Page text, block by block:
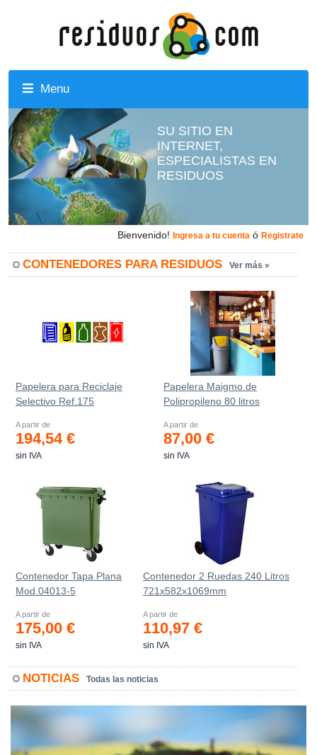
Menu
SU SITIO EN
INTERNET,
ESPECIALISTAS EN
RESIDUOS
Bienvenido! Ingresa a tu cuenta ó Registrate
CONTENEDORES PARA RESIDUOS Ver más »
Papelera para Reciclaje
Selectivo Ref.175
A partir de
194,54 €
sin IVA
Papelera Maigmo de
Polipropileno 80 litros
A partir de
87,00 €
sin IVA
Contenedor Tapa Plana
Mod.04013-5
A partir de
175,00 €
sin IVA
Contenedor 2 Ruedas 240 Litros
721х582х1069mm
A partir de
110,97 €
sin IVA
NOTICIAS Todas las noticias